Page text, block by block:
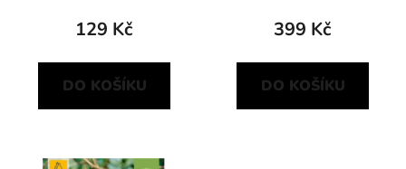
129 Kč
DO KOŠÍKU
399 Kč
DO KOŠÍKU